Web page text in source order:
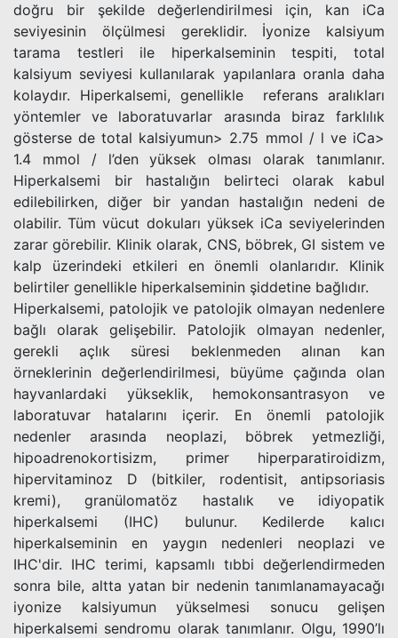
doğru bir şekilde değerlendirilmesi için, kan iCa
seviyesinin ölçülmesi gereklidir. İyonize kalsiyum
tarama testleri ile hiperkalseminin tespiti, total
kalsiyum seviyesi kullanılarak yapılanlara oranla daha
kolaydır. Hiperkalsemi, genellikle referans aralıkları
yöntemler ve laboratuvarlar arasında biraz farklılık
gösterse de total kalsiyumun> 2.75 mmol / l ve iCa>
1.4 mmol / l’den yüksek olması olarak tanımlanır.
Hiperkalsemi bir hastalığın belirteci olarak kabul
edilebilirken, diğer bir yandan hastalığın nedeni de
olabilir. Tüm vücut dokuları yüksek iCa seviyelerinden
zarar görebilir. Klinik olarak, CNS, böbrek, GI sistem ve
kalp üzerindeki etkileri en önemli olanlarıdır. Klinik
belirtiler genellikle hiperkalseminin şiddetine bağlıdır.
Hiperkalsemi, patolojik ve patolojik olmayan nedenlere
bağlı olarak gelişebilir. Patolojik olmayan nedenler,
gerekli açlık süresi beklenmeden alınan kan
örneklerinin değerlendirilmesi, büyüme çağında olan
hayvanlardaki yükseklik, hemokonsantrasyon ve
laboratuvar hatalarını içerir. En önemli patolojik
nedenler arasında neoplazi, böbrek yetmezliği,
hipoadrenokortisizm, primer hiperparatiroidizm,
hipervitaminoz D (bitkiler, rodentisit, antipsoriasis
kremi), granülomatöz hastalık ve idiyopatik
hiperkalsemi (IHC) bulunur. Kedilerde kalıcı
hiperkalseminin en yaygın nedenleri neoplazi ve
IHC'dir. IHC terimi, kapsamlı tıbbi değerlendirmeden
sonra bile, altta yatan bir nedenin tanımlanamayacağı
iyonize kalsiyumun yükselmesi sonucu gelişen
hiperkalsemi sendromu olarak tanımlanır. Olgu, 1990’lı